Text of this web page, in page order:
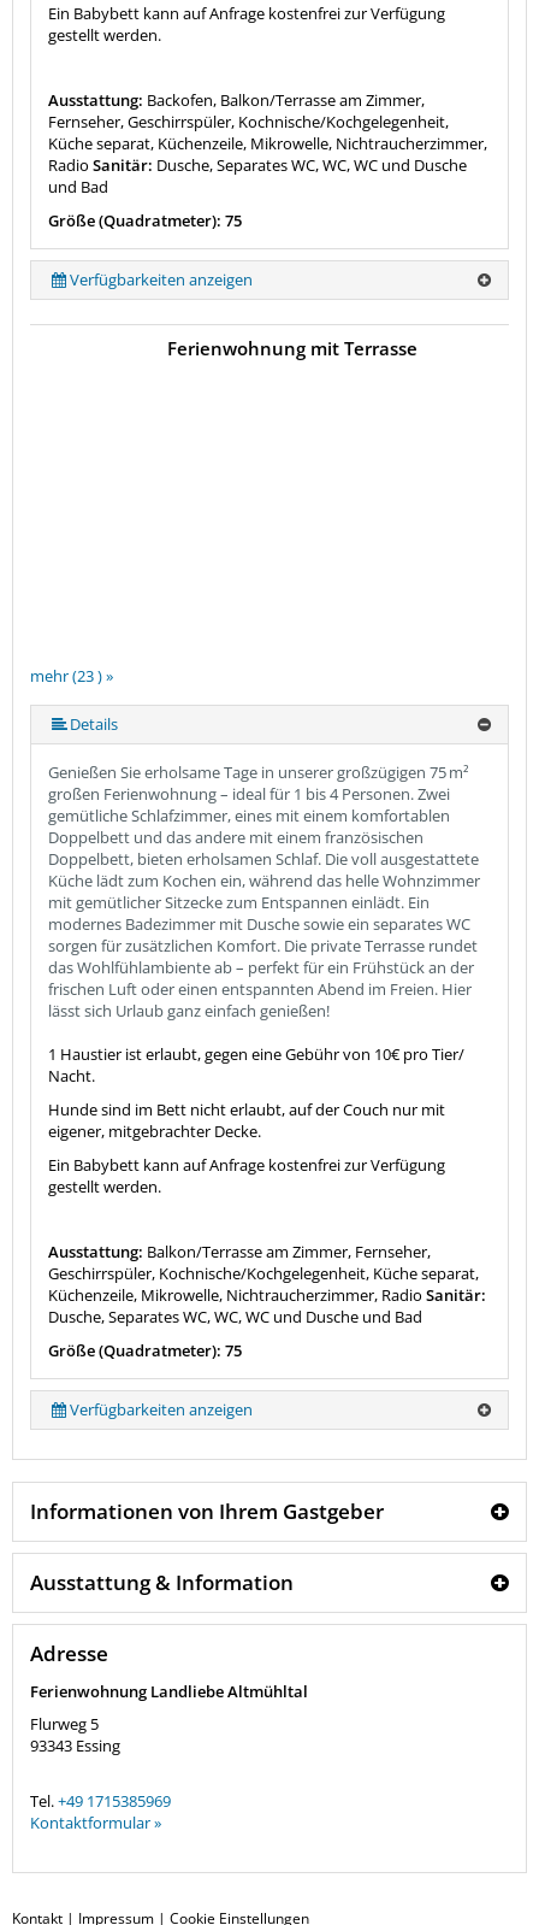
Ein Babybett kann auf Anfrage kostenfrei zur Verfügung
gestellt werden.
Ausstattung: Backofen, Balkon/Terrasse am Zimmer,
Fernseher, Geschirrspüler, Kochnische/Kochgelegenheit,
Küche separat, Küchenzeile, Mikrowelle, Nichtraucherzimmer,
Radio Sanitär: Dusche, Separates WC, WC, WC und Dusche
und Bad
Größe (Quadratmeter): 75
Verfügbarkeiten anzeigen
mehr (23 ) »
mehr (23 ) »
mehr (23 ) »
mehr (23 ) »
mehr (23 ) »
mehr (23 ) »
mehr (23 ) »
mehr (23 ) »
mehr (23 ) »
mehr (23 ) »
mehr (23 ) »
mehr (23 ) »
mehr (23 ) »
mehr (23 ) »
mehr (23 ) »
mehr (23 ) »
mehr (23 ) »
mehr (23 ) »
mehr (23 ) »
mehr (23 ) »
Ferienwohnung mit Terrasse
Details
Genießen Sie erholsame Tage in unserer großzügigen 75 m²
großen Ferienwohnung – ideal für 1 bis 4 Personen. Zwei
gemütliche Schlafzimmer, eines mit einem komfortablen
Doppelbett und das andere mit einem französischen
Doppelbett, bieten erholsamen Schlaf. Die voll ausgestattete
Küche lädt zum Kochen ein, während das helle Wohnzimmer
mit gemütlicher Sitzecke zum Entspannen einlädt. Ein
modernes Badezimmer mit Dusche sowie ein separates WC
sorgen für zusätzlichen Komfort. Die private Terrasse rundet
das Wohlfühlambiente ab – perfekt für ein Frühstück an der
frischen Luft oder einen entspannten Abend im Freien. Hier
lässt sich Urlaub ganz einfach genießen!
1 Haustier ist erlaubt, gegen eine Gebühr von 10€ pro Tier/
Nacht.
Hunde sind im Bett nicht erlaubt, auf der Couch nur mit
eigener, mitgebrachter Decke.
Ein Babybett kann auf Anfrage kostenfrei zur Verfügung
gestellt werden.
Ausstattung: Balkon/Terrasse am Zimmer, Fernseher,
Geschirrspüler, Kochnische/Kochgelegenheit, Küche separat,
Küchenzeile, Mikrowelle, Nichtraucherzimmer, Radio Sanitär:
Dusche, Separates WC, WC, WC und Dusche und Bad
Größe (Quadratmeter): 75
Verfügbarkeiten anzeigen
Informationen von Ihrem Gastgeber
Ausstattung & Information
Adresse
Ferienwohnung Landliebe Altmühltal
Flurweg 5
93343 Essing
Tel.+49 1715385969
Kontaktformular »
Kontakt | Impressum | Cookie Einstellungen